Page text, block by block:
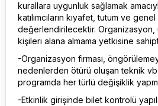
kurallara uygunluk sağlamak
katılımcıların kıyafet, tutum ve genel
değerlendirilecektir. Organizasyon,
kişileri alana almama yetkisine
-Organizasyon firması,
nedenlerden ötürü oluşan teknik
programda her türlü değişiklik
-Etkinlik girişinde bilet kontrolü